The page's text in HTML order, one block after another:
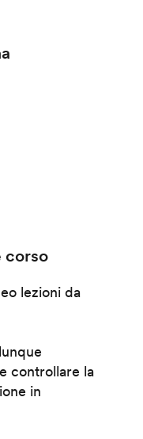
corso
lezioni da
controllare la
in